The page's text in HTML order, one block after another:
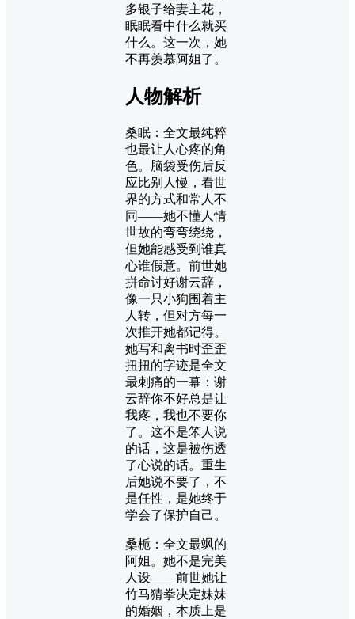
多银子给妻主花，
眠眠看中什么就买
什么。这一次，她
不再羡慕阿姐了。
人物解析
桑眠：全文最纯粹
也最让人心疼的角
色。脑袋受伤后反
应比别人慢，看世
界的方式和常人不
同——她不懂人情
世故的弯弯绕绕，
但她能感受到谁真
心谁假意。前世她
拼命讨好谢云辞，
像一只小狗围着主
人转，但对方每一
次推开她都记得。
她写和离书时歪歪
扭扭的字迹是全文
最刺痛的一幕：谢
云辞你不好总是让
我疼，我也不要你
了。这不是笨人说
的话，这是被伤透
了心说的话。重生
后她说不要了，不
是任性，是她终于
学会了保护自己。
桑栀：全文最飒的
阿姐。她不是完美
人设——前世她让
竹马猜拳决定妹妹
的婚姻，本质上是